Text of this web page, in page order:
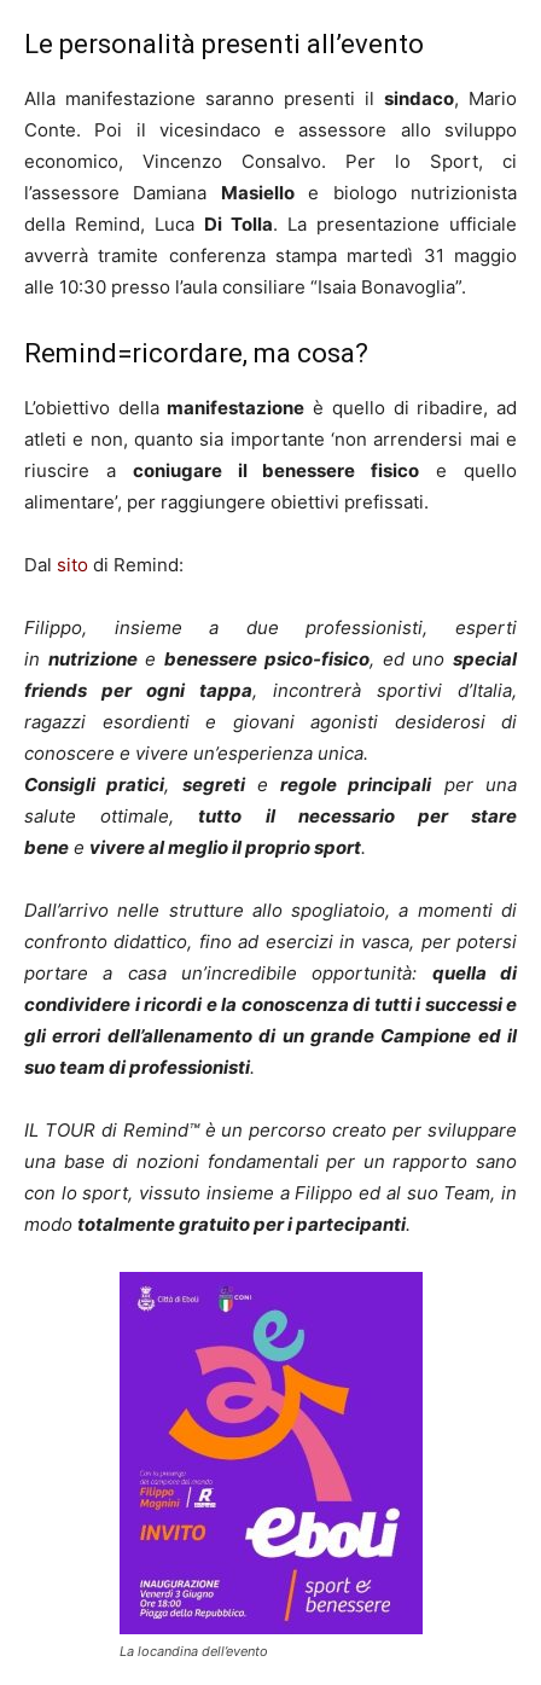
Le personalità presenti all’evento
Alla manifestazione saranno presenti il sindaco, Mario
Conte. Poi il vicesindaco e assessore allo sviluppo
economico, Vincenzo Consalvo. Per lo Sport, ci
l’assessore Damiana Masielloe biologo nutrizionista
della Remind, Luca Di Tolla. La presentazione ufficiale
avverrà tramite conferenza stampa martedì 31 maggio
alle 10:30 presso l’aula consiliare “Isaia Bonavoglia”.
Remind=ricordare, ma cosa?
L’obiettivo dellamanifestazione è quello di ribadire, ad
atleti e non, quanto sia importante ‘non arrendersi mai e
riuscire a coniugare il benessere fisico e quello
alimentare’, per raggiungere obiettivi prefissati.
Dal sito di Remind:
Filippo, insieme a due professionisti, esperti
in nutrizioneebenessere psico-fisico, ed unospecial
friends per ogni tappa, incontrerà sportivi d’Italia,
ragazzi esordienti e giovani agonisti desiderosi di
conoscere e vivere un’esperienza unica.
Consigli pratici, segretieregole principaliper una
salute ottimale,tutto il necessario per stare
bene e vivere al meglio il proprio sport.
Dall’arrivo nelle strutture allo spogliatoio, a momenti di
confronto didattico, fino ad esercizi in vasca, per potersi
portare a casa un’incredibile opportunità: quella di
condividere i ricordi e la conoscenza di tutti i successi e
gli errori dell’allenamento di un grande Campione ed il
suo team di professionisti.
IL TOUR di Remind™ è un percorso creato per sviluppare
una base di nozioni fondamentali per un rapporto sano
con lo sport, vissuto insieme a Filippo ed al suo Team, in
modo totalmente gratuito per i partecipanti.
La locandina dell’evento